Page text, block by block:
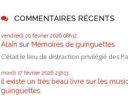
COMMENTAIRES RÉCENTS
vendredi 20 février 2026 08h12
Alain sur Mémoires de guinguettes
C’était le lieu de distraction privilégié des
mardi 17 février 2026 23h13
il existe un très beau livre sur les
guinguettes